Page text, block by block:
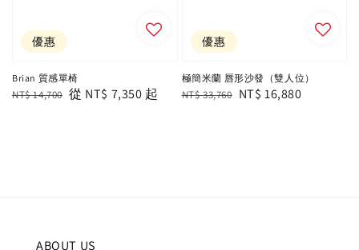
優惠
Brian 質感單椅
Regular
NT$ 14,700 Sale
從 NT$ 7,350 起
優惠
極簡米蘭 唇形沙發（雙人位）
Regular
NT$ 33,760 Sale
NT$ 16,880
ABOUT US